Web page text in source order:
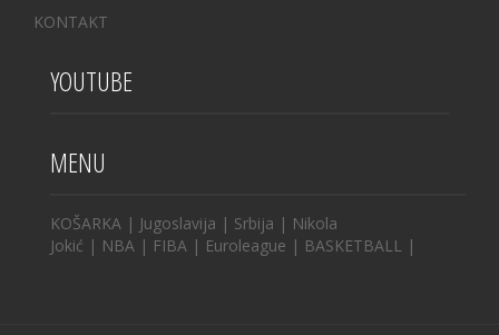
KONTAKT
YOUTUBE
MENU
KOŠARKA | Jugoslavija | Srbija | Nikola
Jokić | NBA | FIBA | Euroleague | BASKETBALL |